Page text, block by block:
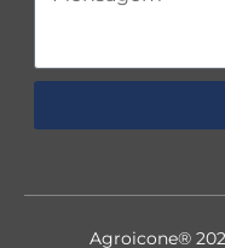
Agroicone®